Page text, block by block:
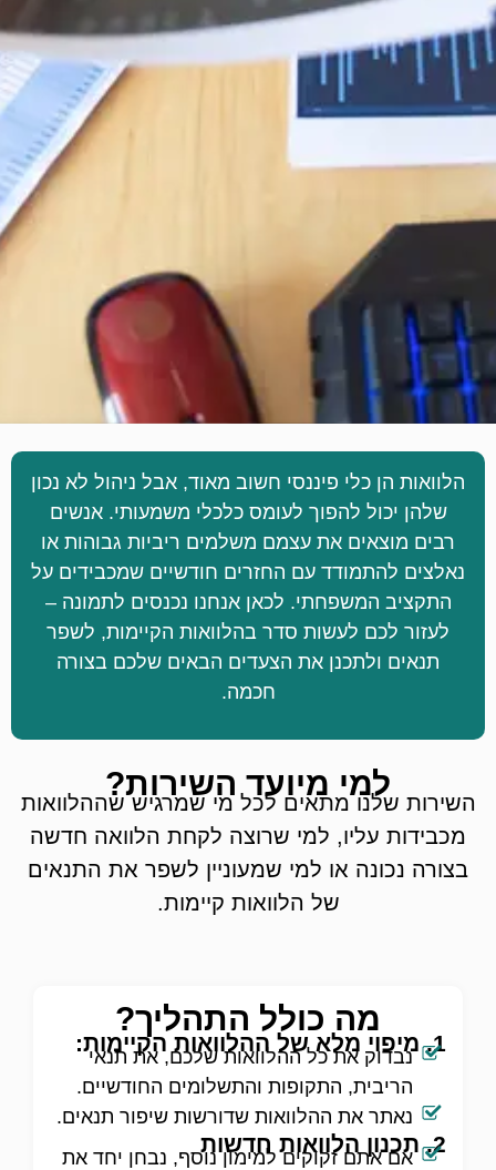
הלוואות הן כלי פיננסי חשוב מאוד, אבל ניהול לא נכון
שלהן יכול להפוך לעומס כלכלי משמעותי. אנשים
רבים מוצאים את עצמם משלמים ריביות גבוהות או
נאלצים להתמודד עם החזרים חודשיים שמכבידים על
התקציב המשפחתי. לכאן אנחנו נכנסים לתמונה –
לעזור לכם לעשות סדר בהלוואות הקיימות, לשפר
תנאים ולתכנן את הצעדים הבאים שלכם בצורה
חכמה.
למי מיועד השירות?
השירות שלנו מתאים לכל מי שמרגיש שההלוואות
מכבידות עליו, למי שרוצה לקחת הלוואה חדשה
בצורה נכונה או למי שמעוניין לשפר את התנאים
של הלוואות קיימות.
מה כולל התהליך?
1. מיפוי מלא של ההלוואות הקיימות:
נבדוק את כל ההלוואות שלכם, את תנאי
הריבית, התקופות והתשלומים החודשיים.
נאתר את ההלוואות שדורשות שיפור תנאים.
2. תכנון הלוואות חדשות
אם אתם זקוקים למימון נוסף, נבחן יחד את